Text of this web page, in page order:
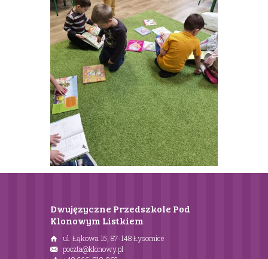
Dwujęzyczne Przedszkole Pod
Klonowym Listkiem
ul. Łąkowa 15, 87-148 Łysomice
poczta@klonowy.pl